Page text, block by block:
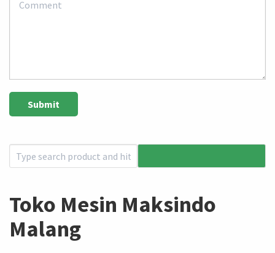
Toko Mesin Maksindo
Malang